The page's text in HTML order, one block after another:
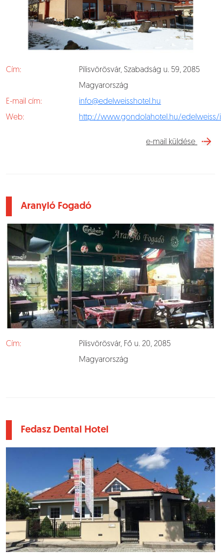
Cím:
Pilisvörösvár, Szabadság u. 59, 2085
Magyarország
E-mail cím:
info@edelweisshotel.hu
Web:
http://www.gondolahotel.hu/edelweiss/
e-mail küldése
Aranyló Fogadó
Cím:
Pilisvörösvár, Fő u. 20, 2085
Magyarország
Fedasz Dental Hotel